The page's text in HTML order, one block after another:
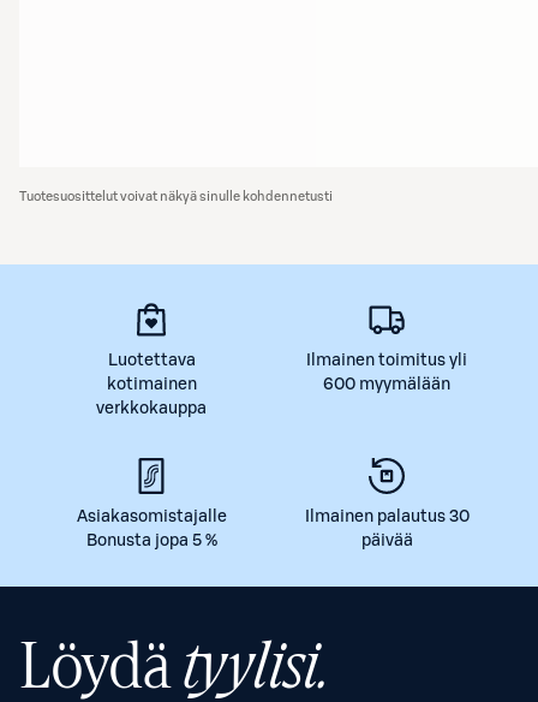
Tuotesuosittelut voivat näkyä sinulle kohdennetusti
Luotettava
kotimainen
verkkokauppa
Ilmainen toimitus yli
600 myymälään
Asiakasomistajalle
Bonusta jopa 5 %
Ilmainen palautus 30
päivää
Löydätyylisi.